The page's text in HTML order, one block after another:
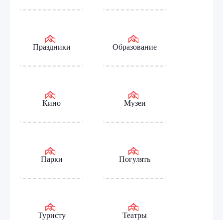
Праздники Образование
Кино Музеи
Парки Погулять
Туристу Театры